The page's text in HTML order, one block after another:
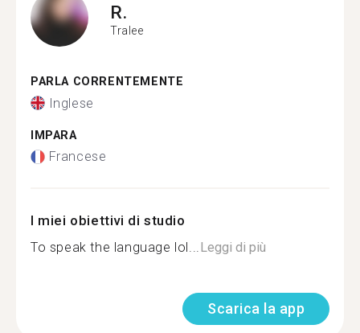
R.
Tralee
PARLA CORRENTEMENTE
Inglese
IMPARA
Francese
I miei obiettivi di studio
To speak the language lol...Leggi di più
Scarica la app